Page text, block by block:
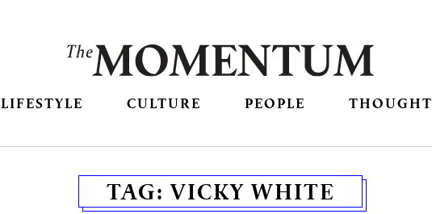
LIFESTYLE CULTURE PEOPLE THOUGHT
TAG:VICKY WHITE